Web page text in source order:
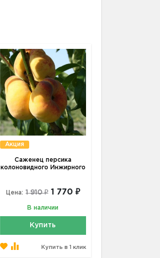
Акция
Саженец персика
колоновидного Инжирного
Цена: 1 910 ₽ 1 770 ₽
В наличии
Купить
Купить в 1 клик